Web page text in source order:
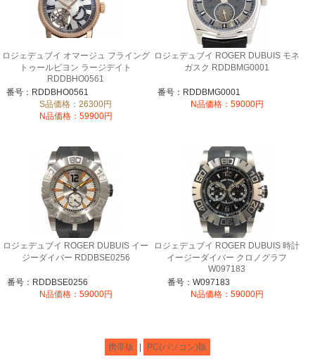
ロジェデュブイ オマージュ フライング
トゥールビヨン ラージデイト
RDDBHO0561
番号：RDDBHO0561
S品価格：26300円
N品価格：59900円
ロジェデュブイ ROGER DUBUIS モネ
ガスク RDDBMG0001
番号：RDDBMG0001
N品価格：59000円
ロジェデュブイ ROGER DUBUIS イー
ジーダイバー RDDBSE0256
番号：RDDBSE0256
N品価格：59000円
ロジェデュブイ ROGER DUBUIS 時計
イージーダイバー クロノグラフ
W097183
番号：W097183
N品価格：59000円
携帯版 PC(パソコン)版